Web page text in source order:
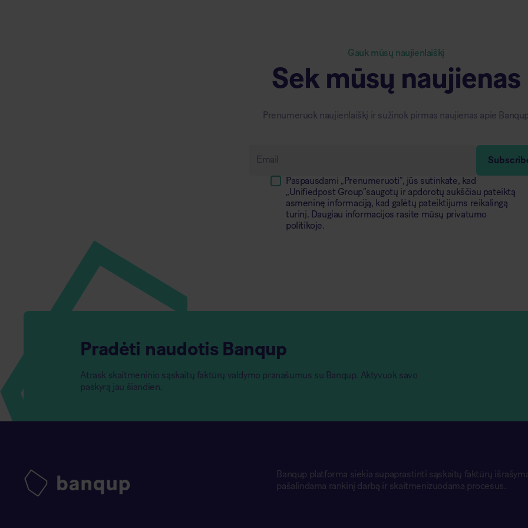
Gauk mūsų naujienlaiškį
Sek mūsų naujienas
Prenumeruok naujienlaiškį ir sužinok pirmas naujienas apie
Paspausdami „Prenumeruoti“, jūs sutinkate, kad
„Unifiedpost Group“saugotų ir apdorotų aukščiau pateiktą
asmeninę informaciją, kad galėtų pateiktijums reikalingą
turinį. Daugiau informacijos rasite mūsų privatumo
politikoje.
Pradėti naudotis Banqup
Atrask skaitmeninio sąskaitų faktūrų valdymo pranašumus su Banqup. Aktyvuok savo
paskyrą jau šiandien.
Banqup platforma siekia supaprastinti sąskaitų faktūrų
pašalindama rankinį darbą ir skaitmenizuodama procesus.